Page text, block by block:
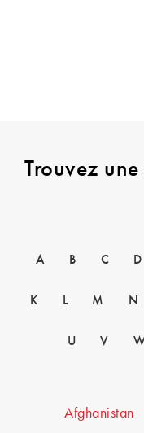
Trouvez
A B C D
K L M N
U V
Afghanistan